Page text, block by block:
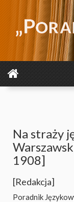
Na straży
1908]
[Redakcja]
Poradnik